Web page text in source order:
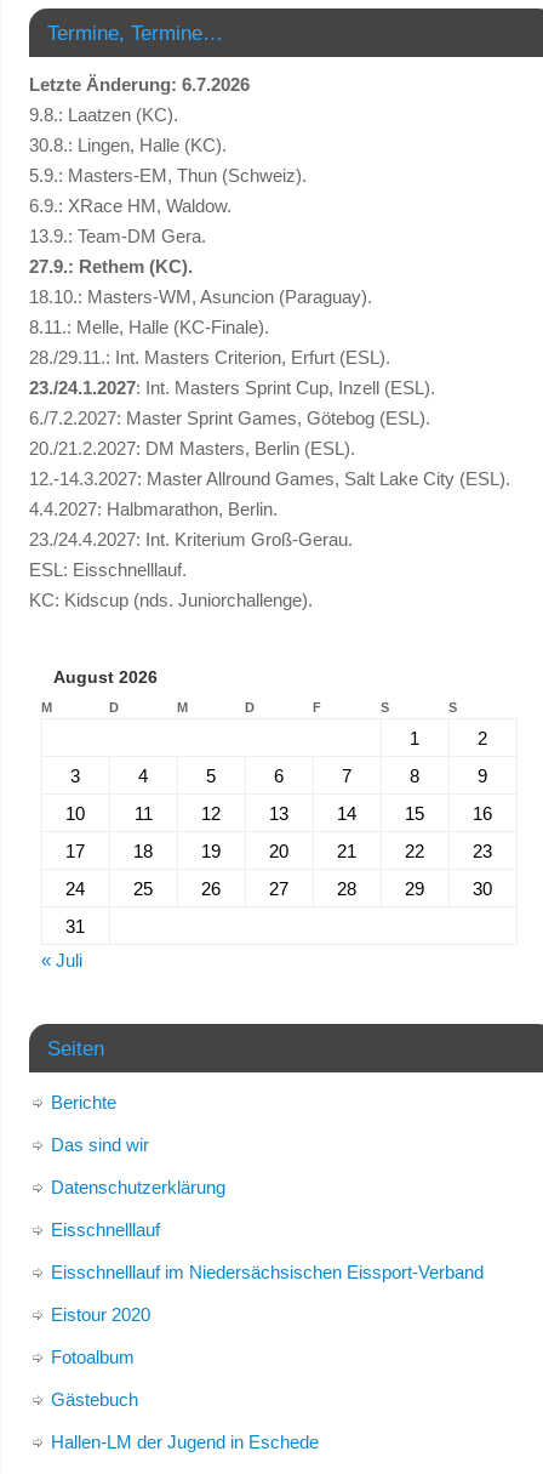
Termine, Termine…
Letzte Änderung: 6.7.2026
9.8.: Laatzen (KC).
30.8.: Lingen, Halle (KC).
5.9.: Masters-EM, Thun (Schweiz).
6.9.: XRace HM, Waldow.
13.9.: Team-DM Gera.
27.9.: Rethem (KC).
18.10.: Masters-WM, Asuncion (Paraguay).
8.11.: Melle, Halle (KC-Finale).
28./29.11.: Int. Masters Criterion, Erfurt (ESL).
23./24.1.2027: Int. Masters Sprint Cup, Inzell (ESL).
6./7.2.2027: Master Sprint Games, Götebog (ESL).
20./21.2.2027: DM Masters, Berlin (ESL).
12.-14.3.2027: Master Allround Games, Salt Lake City (ESL).
4.4.2027: Halbmarathon, Berlin.
23./24.4.2027: Int. Kriterium Groß-Gerau.
ESL: Eisschnelllauf.
KC: Kidscup (nds. Juniorchallenge).
August 2026
M D M D F S S
1
2
3
4 5 6 7 8
9
10
11 12 13 14 15
16
17
18 19 20 21 22
23
24
25 26 27 28 29
30
31
« Juli
Seiten
Berichte
Das sind wir
Datenschutzerklärung
Eisschnelllauf
Eisschnelllauf im Niedersächsischen Eissport-Verband
Eistour 2020
Fotoalbum
Gästebuch
Hallen-LM der Jugend in Eschede